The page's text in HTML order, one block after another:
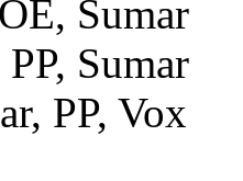
Sumar
Sumar
PP, Vox